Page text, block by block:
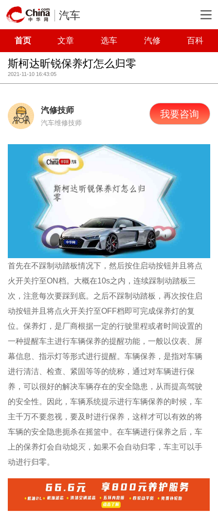
汽车
首页 文章 选车 汽修 百科
斯柯达昕锐保养灯怎么归零
2021-11-10 16:43:05
汽修技师
汽车维修技师
我要咨询
首先在不踩制动踏板情况下，然后按住启动按钮并且将点
火开关拧至ON档。大概在10s之内，连续踩制动踏板三
次，注意每次要踩到底。之后不踩制动踏板，再次按住启
动按钮并且将点火开关拧至OFF档即可完成保养灯的复
位。保养灯，是厂商根据一定的行驶里程或者时间设置的
一种提醒车主进行车辆保养的提醒功能，一般以仪表、屏
幕信息、指示灯等形式进行提醒。车辆保养，是指对车辆
进行清洁、检查、紧固等等的统称，通过对车辆进行保
养，可以很好的解决车辆存在的安全隐患，从而提高驾驶
的安全性。因此，车辆系统提示进行车辆保养的时候，车
主千万不要忽视，要及时进行保养，这样才可以有效的将
车辆的安全隐患扼杀在摇篮中。在车辆进行保养之后，车
上的保养灯会自动熄灭，如果不会自动归零，车主可以手
动进行归零。